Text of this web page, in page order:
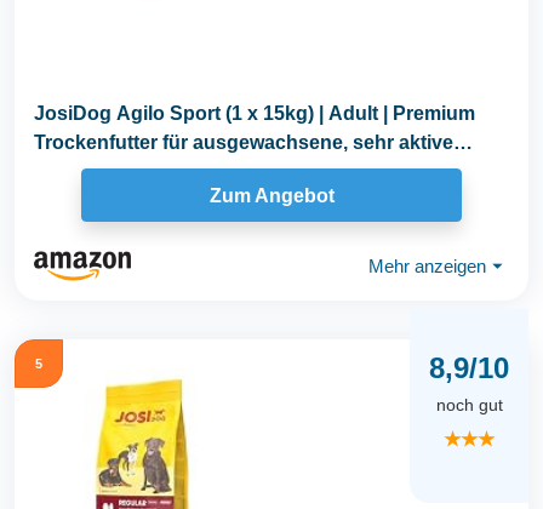
JosiDog Agilo Sport (1 x 15kg) | Adult | Premium
Trockenfutter für ausgewachsene, sehr aktive
Hunde...
Zum Angebot
Mehr anzeigen ⏷
5 8,9/10
noch gut
★★★